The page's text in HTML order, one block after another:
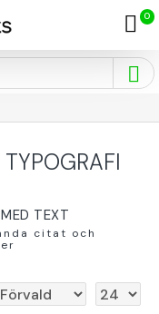
0
TEXT
citat och